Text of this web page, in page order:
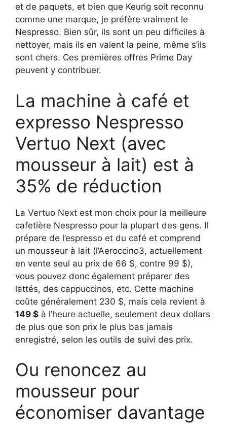
et de paquets, et bien que Keurig soit reconnu
comme une marque, je préfère vraiment le
Nespresso. Bien sûr, ils sont un peu difficiles à
nettoyer, mais ils en valent la peine, même s’ils
sont chers. Ces premières offres Prime Day
peuvent y contribuer.
La machine à café et
expresso Nespresso
Vertuo Next (avec
mousseur à lait) est à
35% de réduction
La Vertuo Next est mon choix pour la meilleure
cafetière Nespresso pour la plupart des gens. Il
prépare de l’espresso et du café et comprend
un mousseur à lait (l’Aeroccino3, actuellement
en vente seul au prix de 66 $, contre 99 $),
vous pouvez donc également préparer des
lattés, des cappuccinos, etc. Cette machine
coûte généralement 230 $, mais cela revient à
149 $ à l’heure actuelle, seulement deux dollars
de plus que son prix le plus bas jamais
enregistré, selon les outils de suivi des prix.
Ou renoncez au
mousseur pour
économiser davantage